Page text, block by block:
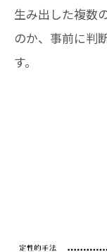
生み出した複数
のか、事前に判
す。